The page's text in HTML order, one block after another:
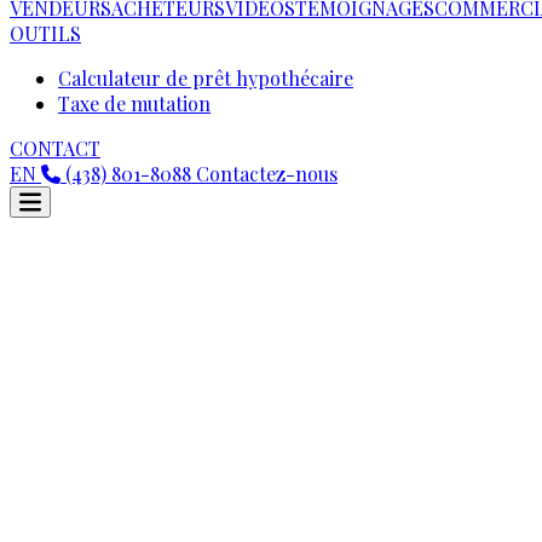
VENDEURSACHETEURSVIDEOSTÉMOIGNAGES
OUTILS
Calculateur de prêt hypothécaire
Taxe de mutation
CONTACT
EN
(438) 801-8088 Contactez-nous